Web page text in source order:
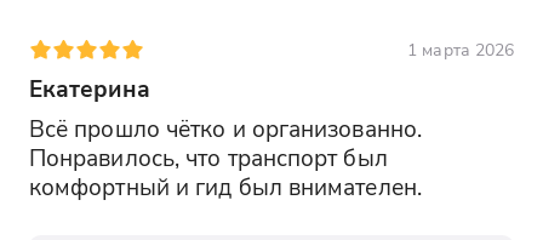
1 марта 2026
Екатерина
Всё прошло чётко и организованно.
Понравилось, что транспорт был
комфортный и гид был внимателен.